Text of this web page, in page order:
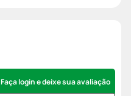
Faça login e deixe sua avaliação